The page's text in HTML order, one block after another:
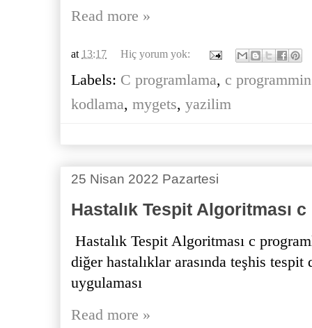
Read more »
at 13:17 Hiç yorum yok:
Labels: C programlama, c
kodlama, mygets, yazilim
25 Nisan 2022 Pazartesi
Hastalık Tespit Algoritması
Hastalık Tespit Algoritması c
diğer hastalıklar arasında teşhis tespit
uygulaması
Read more »